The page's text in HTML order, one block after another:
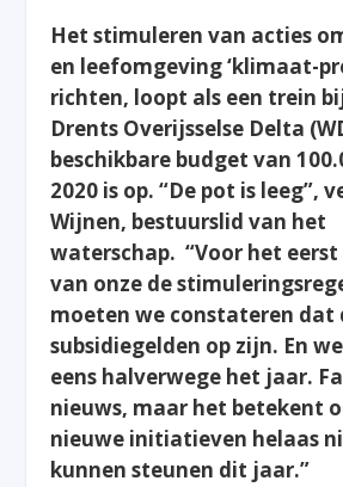
Het stimuleren van acties
en leefomgeving ‘klimaat-
richten, loopt als een trein
Drents Overijsselse Delta
beschikbare budget van
2020 is op. “De pot is leeg”,
Wijnen, bestuurslid van het
waterschap. “Voor het
van onze de
moeten we constateren dat
subsidiegelden op zijn. En
eens halverwege het jaar.
nieuws, maar het betekent
nieuwe initiatieven helaas
kunnen steunen dit jaar.”